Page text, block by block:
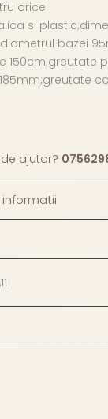
orice
si
bazei
150cm;greutate
ajutor?